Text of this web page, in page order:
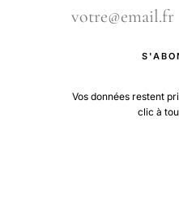
Vos données restent
clic à